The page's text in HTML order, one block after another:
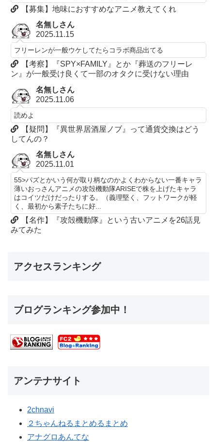
【募集】地味におすすめなアニメ教えてくれ
名無しさん
2025.11.15
フリーレンが一般ウケしてたらコラボ商品出てる
【考察】『SPY×FAMILY』とか『葬送のフリーレ
ン』が一般受け良くて一部のオタクに受けない理由
名無しさん
2025.11.06
読めよ
【疑問】『異世界居酒屋ノブ』って通貨交換はどう
してんの？
名無しさん
2025.11.01
55>パズとかいう何が取り柄なのかよくわからない一番キャラ
薄いおっさんアニメの攻殻機動隊ARISEで株を上げたキャラ
はコイツだけだったりする。（義理堅く、フットワークが軽
く、最初から素子たちに好...
【名作】『攻殻機動隊』という古いアニメを26話見
みてみた
アクセスランキング
ブログランキング参加中！
アンテナサイト
2chnavi
２ちゃんねるまとめるまとめ
アナグロあんてな